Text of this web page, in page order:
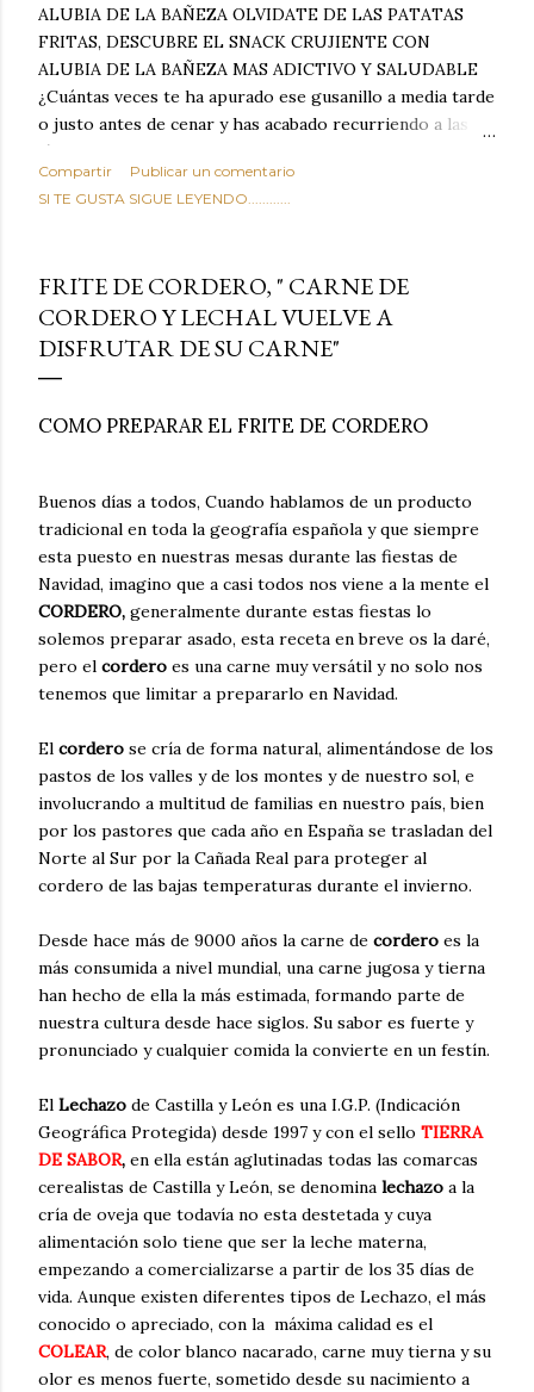
ALUBIA DE LA BAÑEZA OLVIDATE DE LAS PATATAS
FRITAS, DESCUBRE EL SNACK CRUJIENTE CON
ALUBIA DE LA BAÑEZA MAS ADICTIVO Y SALUDABLE
¿Cuántas veces te ha apurado ese gusanillo a media tarde
o justo antes de cenar y has acabado recurriendo a las
típicas patatas de bolsa, frutos secos fritos o snacks
ultraprocesados llenos de grasas saturadas y sodio?
Todos hemos estado ahí. Sin embargo, cuidarse no tiene
satisface. Estas alubias crujientes al horno van a cambiar
por completo tu forma de ver las legumbres. Olvídate de
asociar las alubias únicamente a los guisos tradicionales y
humilde como la alubia de La Bañeza en un snack ligero,
Compartir
Publicar un comentario
SI TE GUSTA SIGUE LEYENDO............
FRITE DE CORDERO, " CARNE DE
CORDERO Y LECHAL VUELVE A
DISFRUTAR DE SU CARNE"
COMO PREPARAR EL FRITE DE CORDERO
Buenos días a todos, Cuando hablamos de un producto
tradicional en toda la geografía española y que siempre
esta puesto en nuestras mesas durante las fiestas de
Navidad, imagino que a casi todos nos viene a la mente el
CORDERO, generalmente durante estas fiestas lo
solemos preparar asado, esta receta en breve os la daré,
pero el cordero es una carne muy versátil y no solo nos
tenemos que limitar a prepararlo en Navidad.
El cordero se cría de forma natural, alimentándose de los
pastos de los valles y de los montes y de nuestro sol, e
involucrando a multitud de familias en nuestro país, bien
por los pastores que cada año en España se trasladan del
Norte al Sur por la Cañada Real para proteger al
cordero de las bajas temperaturas durante el invierno.
Desde hace más de 9000 años la carne de cordero es la
más consumida a nivel mundial, una carne jugosa y tierna
han hecho de ella la más estimada, formando parte de
nuestra cultura desde hace siglos. Su sabor es fuerte y
pronunciado y cualquier comida la convierte en un festín.
El Lechazo de Castilla y León es una I.G.P. (Indicación
Geográfica Protegida) desde 1997 y con el sello TIERRA
DE SABOR, en ella están aglutinadas todas las comarcas
cerealistas de Castilla y León, se denomina lechazo a la
cría de oveja que todavía no esta destetada y cuya
alimentación solo tiene que ser la leche materna,
empezando a comercializarse a partir de los 35 días de
vida. Aunque existen diferentes tipos de Lechazo, el más
conocido o apreciado, con la máxima calidad es el
COLEAR, de color blanco nacarado, carne muy tierna y su
olor es menos fuerte, sometido desde su nacimiento a